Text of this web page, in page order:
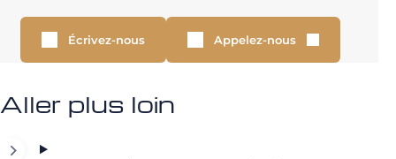
Écrivez-nous Appelez-nous
Aller plus loin